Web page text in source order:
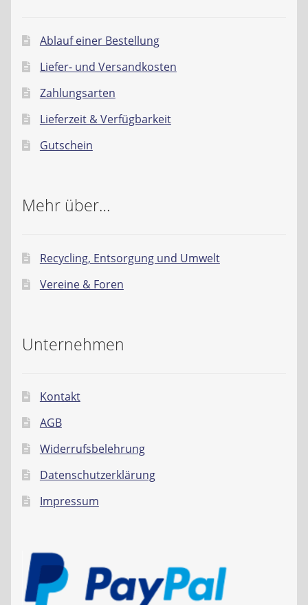
Ablauf einer Bestellung
Liefer- und Versandkosten
Zahlungsarten
Lieferzeit & Verfügbarkeit
Gutschein
Mehr über…
Recycling, Entsorgung und Umwelt
Vereine & Foren
Unternehmen
Kontakt
AGB
Widerrufsbelehrung
Datenschutzerklärung
Impressum